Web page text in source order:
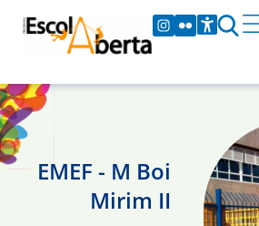
EMEF - M Boi
Mirim II